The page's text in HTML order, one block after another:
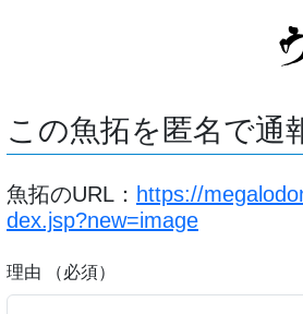
この魚拓を匿名で通
魚拓のURL： https://
dex.jsp?new=image
理由 （必須）